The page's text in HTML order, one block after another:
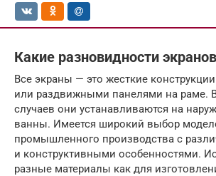
Какие разновидности
Все экраны — это жесткие
или раздвижными панелями на раме.
случаев они устанавливаются на
ванны. Имеется широкий выбор
промышленного производства с
и конструктивными особенностями.
разные материалы как для